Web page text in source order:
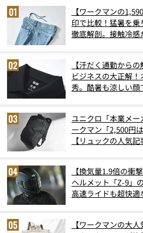
【ワークマンの
印で比較！猛暑を乗
徹底解剖。接触冷
【汗だく通勤から
ビジネスの大正解
秀。酷暑も涼しい
ユニクロ「本業メ
ークマン「2,500円
【リュックの人気
【換気量1.9倍の衝
ヘルメット「Z-9」
高速ライドも超快
【ワークマンの大